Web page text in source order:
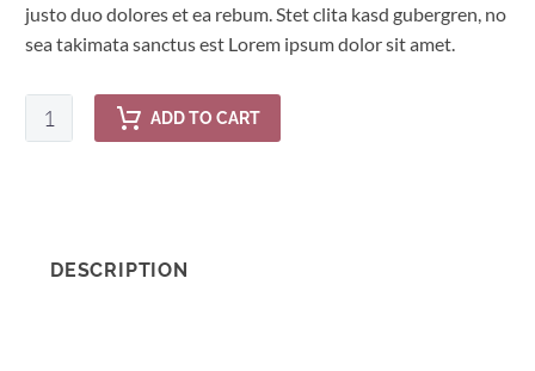
justo duo dolores et ea rebum. Stet clita kasd gubergren, no
sea takimata sanctus est Lorem ipsum dolor sit amet.
ADD TO CART
DESCRIPTION